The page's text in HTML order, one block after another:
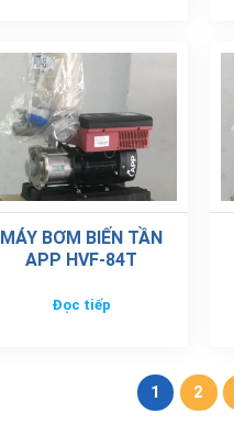
MÁY BƠM BIẾN TẦN
APP HVF-84T
Đọc tiếp
1 2